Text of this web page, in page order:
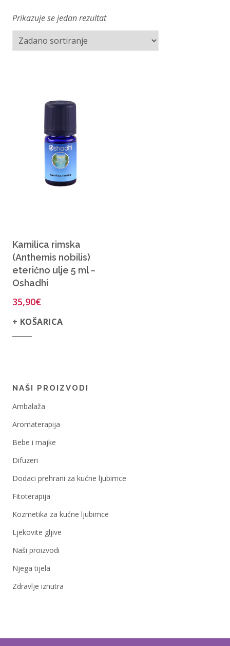
Prikazuje se jedan rezultat
Kamilica rimska
(Anthemis nobilis)
eterično ulje 5 ml –
Oshadhi
35,90€
+ KOŠARICA
NAŠI PROIZVODI
Ambalaža
Aromaterapija
Bebe i majke
Difuzeri
Dodaci prehrani za kućne ljubimce
Fitoterapija
Kozmetika za kućne ljubimce
Ljekovite gljive
Naši proizvodi
Njega tijela
Zdravlje iznutra